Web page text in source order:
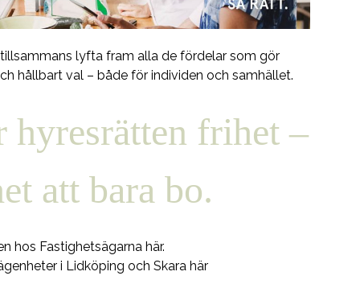
lyfta fram alla de fördelar som gör
hållbart val – både för individen och samhället.
hyresrätten frihet –
att bara bo.
hos Fastighetsägarna här.
i Lidköping och Skara här